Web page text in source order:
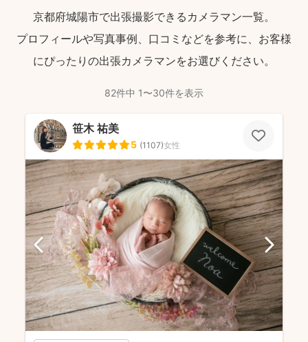
京都府城陽市で出張撮影できるカメラマン一覧。
プロフィールや写真事例、口コミなどを参考に、お客様
にぴったりの出張カメラマンをお選びください。
82件中 1〜30件を表示
笹木 祐美
5 (1107)女性